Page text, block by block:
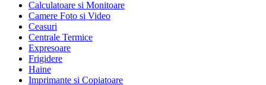
Calculatoare si Monitoare
Camere Foto si Video
Ceasuri
Centrale Termice
Expresoare
Frigidere
Haine
Imprimante si Copiatoare